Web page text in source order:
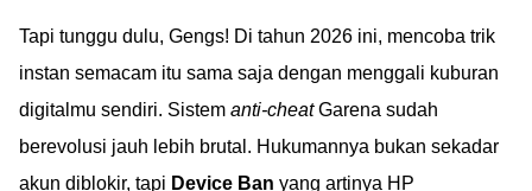
Tapi tunggu dulu, Gengs! Di tahun 2026 ini, mencoba trik
instan semacam itu sama saja dengan menggali kuburan
digitalmu sendiri. Sistem anti-cheatGarena sudah
berevolusi jauh lebih brutal. Hukumannya bukan sekadar
akun diblokir, tapi Device Ban yang artinya HP